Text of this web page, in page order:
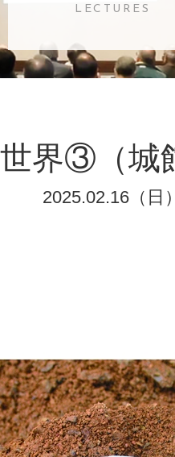
LECTURES
界③（城
2025.02.16（日）